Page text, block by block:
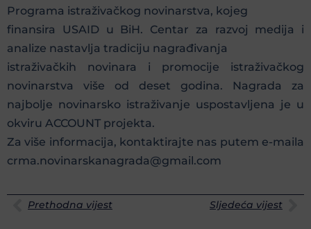
Programa istraživačkog novinarstva, kojeg
finansira USAID u BiH. Centar za razvoj medija i
analize nastavlja tradiciju nagrađivanja
istraživačkih novinara i promocije istraživačkog
novinarstva više od deset godina. Nagrada za
najbolje novinarsko istraživanje uspostavljena je u
okviru ACCOUNT projekta.
Za više informacija, kontaktirajte nas putem e-maila
crma.novinarskanagrada@gmail.com
Prethodna vijest Sljedeća vijest